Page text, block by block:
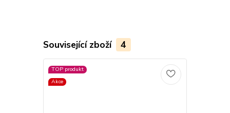
Související zboží 4
TOP produkt
Akce